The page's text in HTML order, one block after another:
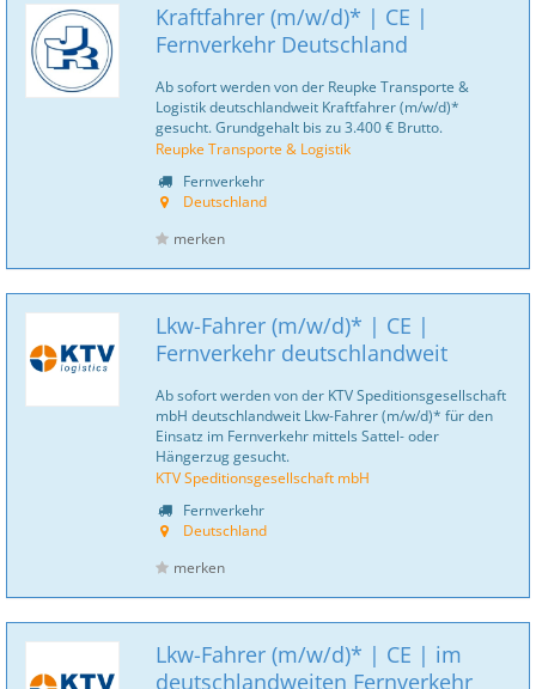
Kraftfahrer (m/w/d)* | CE |
Fernverkehr Deutschland
Ab sofort werden von der Reupke Transporte &
Logistik deutschlandweit Kraftfahrer (m/w/d)*
gesucht. Grundgehalt bis zu 3.400 € Brutto.
Reupke Transporte & Logistik
Fernverkehr
Deutschland
merken
Lkw-Fahrer (m/w/d)* | CE |
Fernverkehr deutschlandweit
Ab sofort werden von der KTV Speditionsgesellschaft
mbH deutschlandweit Lkw-Fahrer (m/w/d)* für den
Einsatz im Fernverkehr mittels Sattel- oder
Hängerzug gesucht.
KTV Speditionsgesellschaft mbH
Fernverkehr
Deutschland
merken
Lkw-Fahrer (m/w/d)* | CE | im
deutschlandweiten Fernverkehr